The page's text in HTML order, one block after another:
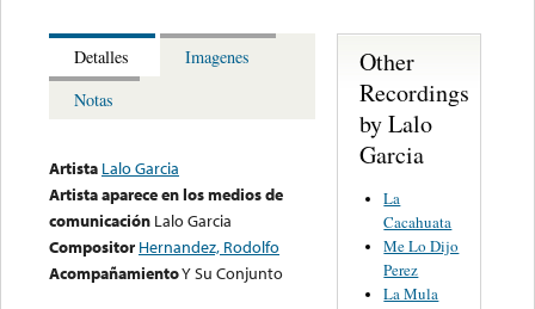
Detalles
Imagenes
Notas
Artista Lalo Garcia
Artista aparece en los medios de
comunicación Lalo Garcia
Compositor Hernandez, Rodolfo
AcompañamientoY Su Conjunto
Other
Recordings
by Lalo
Garcia
La
Cacahuata
Me Lo Dijo
Perez
La Mula